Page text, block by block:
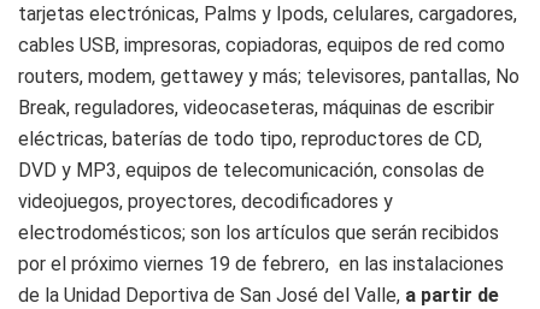
tarjetas electrónicas, Palms y Ipods, celulares, cargadores,
cables USB, impresoras, copiadoras, equipos de red como
routers, modem, gettawey y más; televisores, pantallas, No
Break, reguladores, videocaseteras, máquinas de escribir
eléctricas, baterías de todo tipo, reproductores de CD,
DVD y MP3, equipos de telecomunicación, consolas de
videojuegos, proyectores, decodificadores y
electrodomésticos; son los artículos que serán recibidos
por el próximo viernes 19 de febrero, en las instalaciones
de la Unidad Deportiva de San José del Valle, a partir de